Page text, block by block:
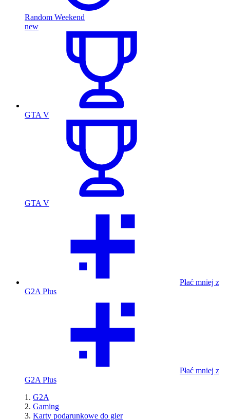
Random Weekend
new
GTA V
GTA V
Płać mniej z
G2A Plus
Płać mniej z
G2A Plus
G2A
Gaming
Karty podarunkowe do gier